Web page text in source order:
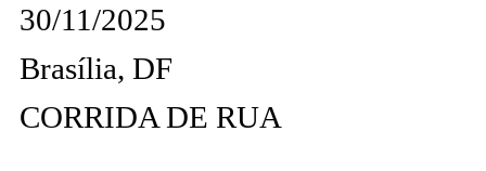
30/11/2025
Brasília, DF
CORRIDA DE RUA